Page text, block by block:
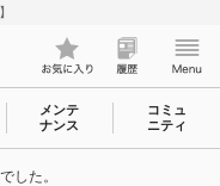
メンテ
ナンス
コミュ
ニティ
した。